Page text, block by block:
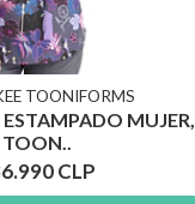
TOONIFORMS
MUJER,
TOON..
CLP